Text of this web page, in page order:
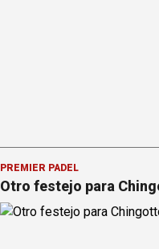
PREMIER PÁDEL
Otro festejo para